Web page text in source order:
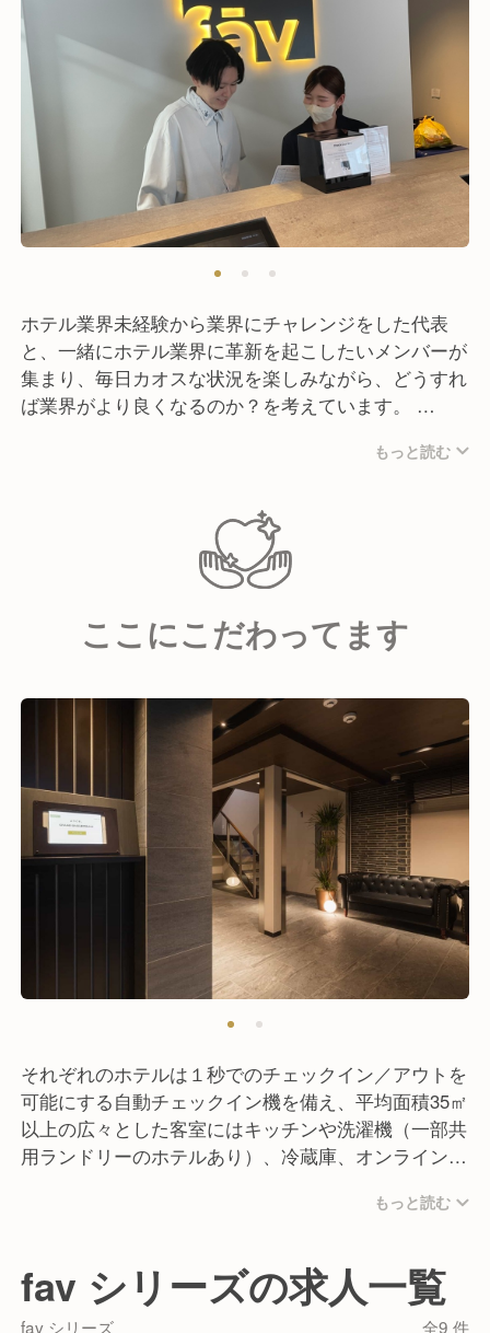
ホテル業界未経験から業界にチャレンジをした代表
と、一緒にホテル業界に革新を起こしたいメンバーが
集まり、毎日カオスな状況を楽しみながら、どうすれ
ば業界がより良くなるのか？を考えています。
い個性豊かなメンバーが揃っていますが、一つの目標
アイデアを出し、会社や業界の課題を解決していきま
何よりも失敗を否定するようなメンバーではなく、ま
ずはチャレンジすることを大切にしているので、新し
いものに飛び込む勇気を持っている方、それを楽しめ
る方とぜひお会いしたいです！
もっと読む
ここにこだわってます
それぞれのホテルは１秒でのチェックイン／アウトを
可能にする自動チェックイン機を備え、平均面積35㎡
以上の広々とした客室にはキッチンや洗濯機（一部共
用ランドリーのホテルあり）、冷蔵庫、オンライン会
クを完備し、シモンズ社製のベッドで上質な睡眠のた
ストレスのない、自宅で過ごすような快適な宿泊環境
を実現し、中長期滞在やワーケーションにも適した宿
泊体験をご提供します。
もっと読む
fav シリーズの求人一覧
fav シリーズ 全9 件